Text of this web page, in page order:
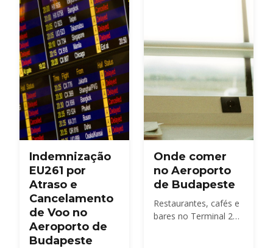
IVA, horários de
funcionamento e os
melhores presentes
húngaros para levar
para casa.
privadas, com
horários, preços e
estações.
Indemnização
EU261 por
Atraso e
Cancelamento
de Voo no
Aeroporto de
Budapeste
Onde comer
no Aeroporto
de Budapeste
Restaurantes, cafés e
bares no Terminal 2